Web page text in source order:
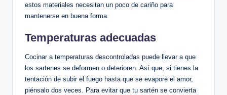
estos materiales necesitan un poco de cariño para
mantenerse en buena forma.
Temperaturas adecuadas
Cocinar a temperaturas descontroladas puede llevar a que
los sartenes se deformen o deterioren. Así que, si tienes la
tentación de subir el fuego hasta que se evapore el amor,
piénsalo dos veces. Para evitar que tu sartén se convierta